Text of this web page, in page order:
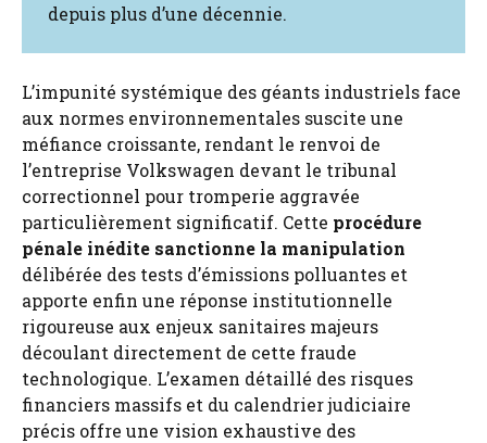
depuis plus d’une décennie.
L’impunité systémique des géants industriels face
aux normes environnementales suscite une
méfiance croissante, rendant le renvoi de
l’entreprise Volkswagen devant le tribunal
correctionnel pour tromperie aggravée
particulièrement significatif. Cette procédure
pénale inédite sanctionne la manipulation
délibérée des tests d’émissions polluantes et
apporte enfin une réponse institutionnelle
rigoureuse aux enjeux sanitaires majeurs
découlant directement de cette fraude
technologique. L’examen détaillé des risques
financiers massifs et du calendrier judiciaire
précis offre une vision exhaustive des